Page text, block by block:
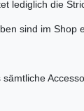
lediglich die
sind im Shop